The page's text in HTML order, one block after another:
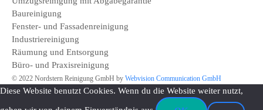
Baureinigung
Fenster- und Fassadenreinigung
Industriereinigung
Räumung und Entsorgung
Büro- und Praxisreinigung
© 2022 Nordstern Reinigung GmbH by Webvision Communication GmbH
Diese Website benutzt Cookies. Wenn du die Website weiter nutzt,